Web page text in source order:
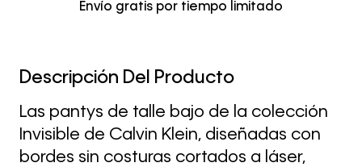
Envío gratis por tiempo limitado
Descripción Del Producto
Las pantys de talle bajo de la colección
Invisible de Calvin Klein, diseñadas con
bordes sin costuras cortados a láser,